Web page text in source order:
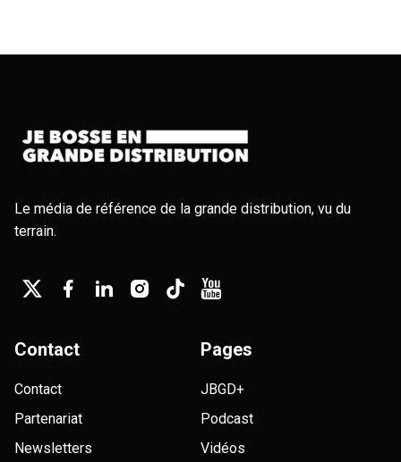
Le média de référence de la grande distribution, vu du
terrain.
Contact
Contact
Partenariat
Newsletters
Pages
JBGD+
Podcast
Vidéos